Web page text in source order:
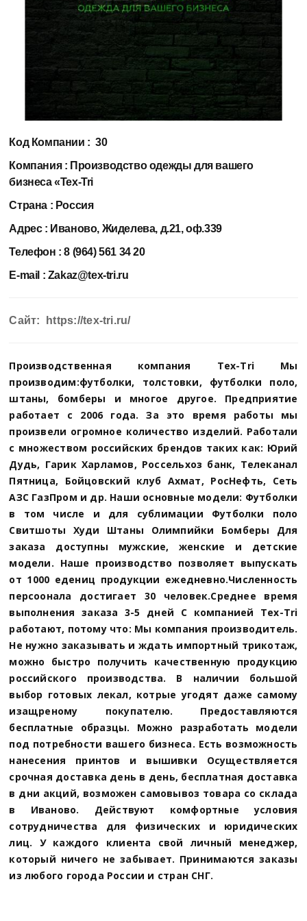
Код Компании : 30
Компания : Производство одежды для вашего
бизнеса «Tex-Tri
Страна : Россия
Адрес : Иваново, Жиделева, д.21, оф.339
Телефон : 8 (964) 561 34 20
E-mail : Zakaz@tex-tri.ru
Сайт: https://tex-tri.ru/
Производственная компания Tex-Tri Мы
производим:футболки, толстовки, футболки поло,
штаны, бомберы и многое другое. Предприятие
работает с 2006 года. За это время работы мы
произвели огромное количество изделий. Работали
с множеством российских брендов таких как: Юрий
Дудь, Гарик Харламов, Россельхоз банк, Телеканал
Пятница, Бойцовский клуб Ахмат, РосНефть, Сеть
АЗС ГазПром и др. Наши основные модели: Футболки
в том числе и для сублимации Футболки поло
Свитшоты Худи Штаны Олимпийки Бомберы Для
заказа доступны мужские, женские и детские
модели. Наше производство позволяет выпускать
от 1000 едениц продукции ежедневно.Численность
персоонала достигает 30 человек.Среднее время
выполнения заказа 3-5 дней С компанией Tex-Tri
работают, потому что: Мы компания производитель.
Не нужно заказывать и ждать импортный трикотаж,
можно быстро получить качественную продукцию
российского производства. В наличии большой
выбор готовых лекал, котрые угодят даже самому
изащреному покупателю. Предоставляются
бесплатные образцы. Можно разработать модели
под потребности вашего бизнеса. Есть возможность
нанесения принтов и вышивки Осуществляется
срочная доставка день в день, бесплатная доставка
в дни акций, возможен самовывоз товара со склада
в Иваново. Действуют комфортные условия
сотрудничества для физических и юридических
лиц. У каждого клиента свой личный менеджер,
который ничего не забывает. Принимаются заказы
из любого города России и стран СНГ.